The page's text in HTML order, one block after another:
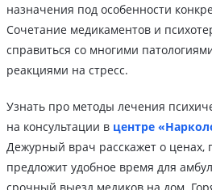
назначения под особенности
Сочетание медикаментов и
справиться со многими
реакциями на стресс.
Узнать про методы лечения
на консультации в центре
Дежурный врач расскажет о ценах,
предложит удобное время для
срочный выезд медиков на дом.